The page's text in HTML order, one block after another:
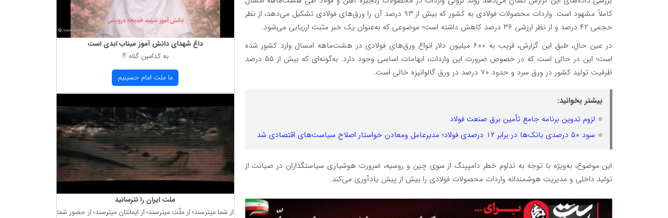
کاملاً مشهود است. واردات محصولات فولادی به کشور که بیش از ۹۳ درصد آن را ورق‌های فولادی تشکیل می‌دهد، از نظر
حجمی ۴۲ درصد و از نظر ارزشی ۳۶ درصد کاهش داشته است؛ موضوعی که به‌عنوان یک خبر مثبت ارزیابی می‌شود.
در عین حال، طبق این گزارش، قریب به ۶۰۰ میلیون دلار انواع ورق‌های فولادی در هشت‌ماهه امسال وارد کشور شده
است؛ این در حالی است که در خصوص ضرورت این واردات، ابهامات اساسی وجود دارد. به‌گونه‌ای که بیش از ۵۵ درصد
ظرفیت تولید کشور در ورق سرد و حدود ۷۰ درصد در ورق گالوانیزه خالی است.
بیشتر بخوانید:
لزوم تدوین برنامه جامع تأمین برق صنعت فولاد
سود ۵۰ درصدی بانک‌ها در برابر ۱۲ درصدی فولاد؛ مدیرعامل ومعادن خواستار اصلاح سیاست‌های اقتصادی شد
این موضوع، به‌ویژه با توجه به تداوم خطر دامپینگ از سوی چین و روسیه، ضرورت هوشیاری سیاستگذاران در صیانت از
تولید داخلی و مدیریت هوشمندانه واردات محصولات فولادی را بیش از پیش یادآوری می‌کند.
داغ شهدای دانش آموز میناب ابدی است
به كدامین گناه ؟!
ما ملت امام حسینیم
ملت ایران را نترسانید
از شما میترسند؛ از ملّت میترسند؛ از ایمانتان میترسند؛ از حضور شما